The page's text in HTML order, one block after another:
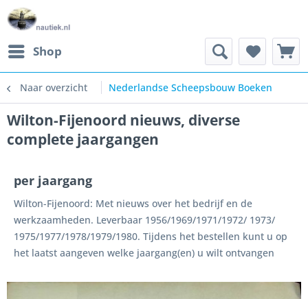
Shop
Naar overzicht Nederlandse Scheepsbouw Boeken
Wilton-Fijenoord nieuws, diverse
complete jaargangen
per jaargang
Wilton-Fijenoord: Met nieuws over het bedrijf en de
werkzaamheden. Leverbaar 1956/1969/1971/1972/ 1973/
1975/1977/1978/1979/1980. Tijdens het bestellen kunt u op
het laatst aangeven welke jaargang(en) u wilt ontvangen